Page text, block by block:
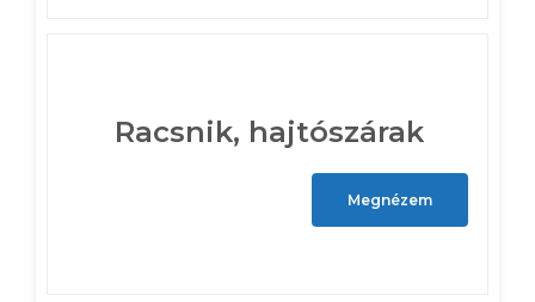
Racsnik, hajtószárak
Megnézem